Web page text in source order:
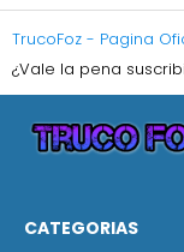
TrucoFoz - Pagina
¿Vale la pena
CATEGORIAS